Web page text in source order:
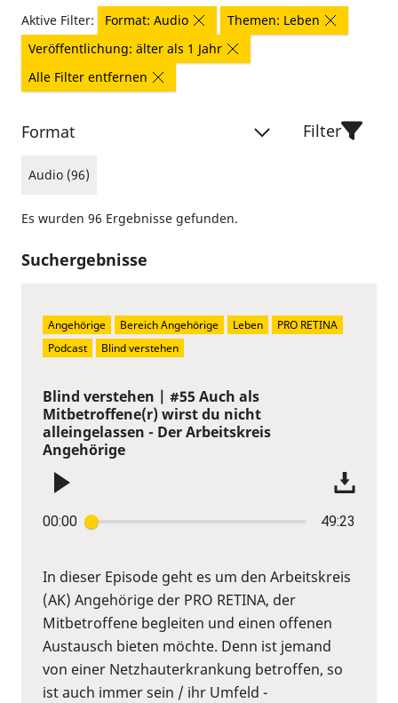
Aktive Filter: Format: Audio
Themen: Leben
Veröffentlichung: älter als 1 Jahr
Alle Filter entfernen
Format
Audio (96)
Filter
Es wurden 96 Ergebnisse gefunden.
Suchergebnisse
Blind verstehen | #55 Auch als
Mitbetroffene(r) wirst du nicht
alleingelassen - Der Arbeitskreis
Angehörige
00:00 49:23
In dieser Episode geht es um den Arbeitskreis
(AK) Angehörige der PRO RETINA, der
Mitbetroffene begleiten und einen offenen
Austausch bieten möchte. Denn ist jemand
von einer Netzhauterkrankung betroffen, so
ist auch immer sein / ihr Umfeld -
Angehörige Bereich Angehörige Leben
PRO RETINA
Podcast
Blind verstehen